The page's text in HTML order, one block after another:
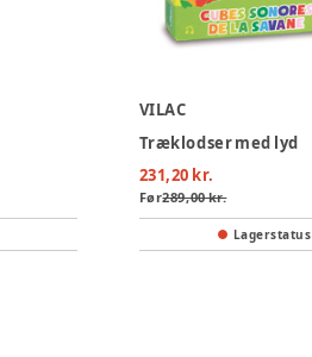
VILAC
Træklodser med lyd
231,20 kr.
Før289,00 kr.
Lagerstatus